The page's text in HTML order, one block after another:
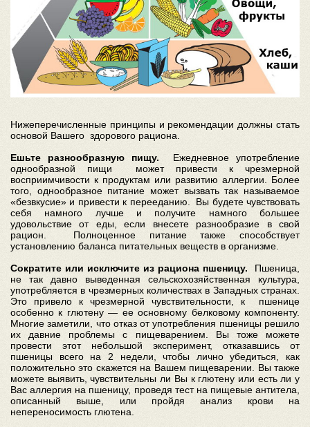
Нижеперечисленные принципы и рекомендации должны стать
основой Вашего здорового рациона.
Ешьте разнообразную пищу.
Ежедневное употребление
однообразной пищи может привести к чрезмерной
восприимчивости к продуктам или развитию аллергии. Более
того, однообразное питание может вызвать так называемое
«безвкусие» и привести к перееданию. Вы будете чувствовать
себя намного лучше и получите намного большее
удовольствие от еды, если внесете разнообразие в свой
рацион. Полноценное питание также способствует
установлению баланса питательных веществ в организме.
Сократите или исключите из рациона пшеницу.
Пшеница,
не так давно выведенная сельскохозяйственная культура,
употребляется в чрезмерных количествах в Западных странах.
Это привело к чрезмерной чувствительности, к пшенице
особенно к глютену — ее основному белковому компоненту.
Многие заметили, что отказ от употребления пшеницы решило
их давние проблемы с пищеварением. Вы тоже можете
провести этот небольшой эксперимент, отказавшись от
пшеницы всего на 2 недели, чтобы лично убедиться, как
положительно это скажется на Вашем пищеварении. Вы также
можете выявить, чувствительны ли Вы к глютену или есть ли у
Вас аллергия на пшеницу, проведя тест на пищевые антитела,
описанный выше, или пройдя анализ крови на
непереносимость глютена.